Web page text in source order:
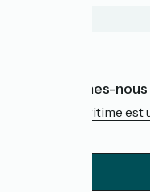
Qui sommes-nous
La Vélomaritime